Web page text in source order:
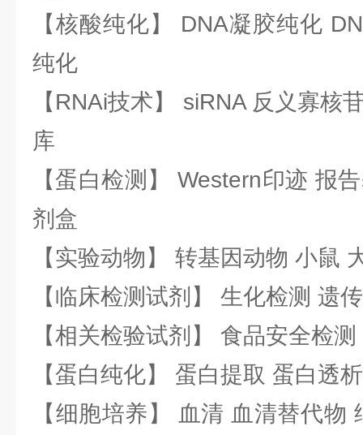
【核酸纯化】 DNA凝胶纯化
纯化
【RNAi技术】 siRNA 反义寡核
库
【蛋白检测】 Western印迹 报
剂盒
【实验动物】 转基因动物 小鼠
【临床检测试剂】 生化检测 遗
【相关检验试剂】 食品安全检
【蛋白纯化】 蛋白提取 蛋白透
【细胞培养】 血清 血清替代物